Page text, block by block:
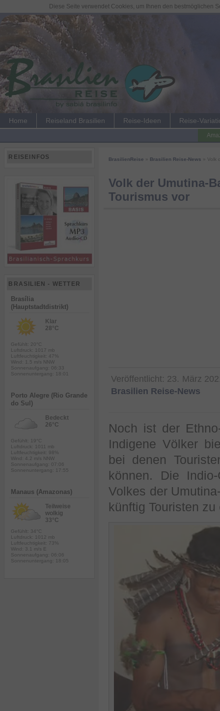
Home Reiseland Brasilien Reise-Ideen Reise-
BrasilienReise Brasilien Reise-News » Volk
Volk der Umutina-
Tourismus vor
Veröffentlicht: 23. März
Brasilien Reise-News
Noch ist der
Indigene Völker
bei denen
können. Die
Volkes der
künftig Touristen
REISEINFOS
BRASILIEN - WETTER
Brasília
(Hauptstadtdistrikt)
Klar
28°C
Gefühlt: 20°C
Luftdruck: 1017 mb
Luftfeuchtigkeit: 47%
Wind: 1.5 m/s NNW
Sonnenaufgang: 06:33
Sonnenuntergang: 18:01
Porto Alegre (Rio Grande
do Sul)
Bedeckt
26°C
Gefühlt: 19°C
Luftdruck: 1011 mb
Luftfeuchtigkeit: 98%
Wind: 4.2 m/s NNW
Sonnenaufgang: 07:06
Sonnenuntergang: 17:55
Manaus (Amazonas)
Teilweise
wolkig
33°C
Gefühlt: 34°C
Luftdruck: 1012 mb
Luftfeuchtigkeit: 73%
Wind: 3.1 m/s E
Sonnenaufgang: 06:06
Sonnenuntergang: 18:05
Diese Seite verwendet Cookies, um Ihnen den bestmöglichen